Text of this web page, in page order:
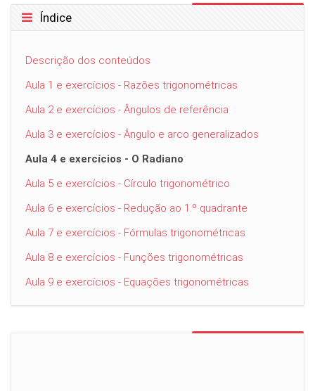
Ignorar Índice
Índice
Descrição dos conteúdos
Aula 1 e exercícios - Razões trigonométricas
Aula 2 e exercícios - Ângulos de referência
Aula 3 e exercícios - Ângulo e arco generalizados
Aula 4 e exercícios - O Radiano
Aula 5 e exercícios - Círculo trigonométrico
Aula 6 e exercícios - Redução ao 1.º quadrante
Aula 7 e exercícios - Fórmulas trigonométricas
Aula 8 e exercícios - Funções trigonométricas
Aula 9 e exercícios - Equações trigonométricas